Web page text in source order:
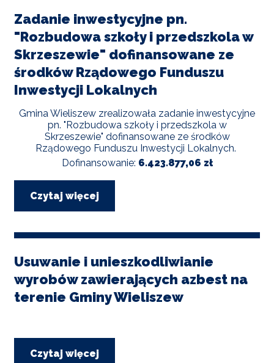
mieszkańcom
Zadanie inwestycyjne pn.
"Rozbudowa szkoły i przedszkola w
Skrzeszewie" dofinansowane ze
środków Rządowego Funduszu
Inwestycji Lokalnych
Gmina Wieliszew zrealizowała zadanie inwestycyjne
pn. "Rozbudowa szkoły i przedszkola w
Skrzeszewie" dofinansowane ze środków
Rządowego Funduszu Inwestycji Lokalnych.
Dofinansowanie: 6.423.877,06 zł
Czytaj więcej
pn.
"Rozbudowa
i
przedszkola
Skrzeszewie"
Usuwanie i unieszkodliwianie
wyrobów zawierających azbest na
terenie Gminy Wieliszew
Czytaj więcej